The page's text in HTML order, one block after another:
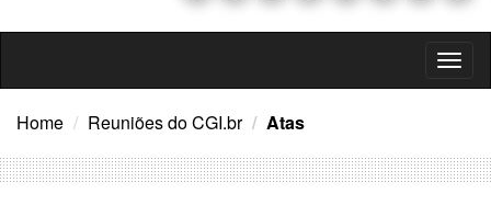
Home Reuniões do CGI.br Atas